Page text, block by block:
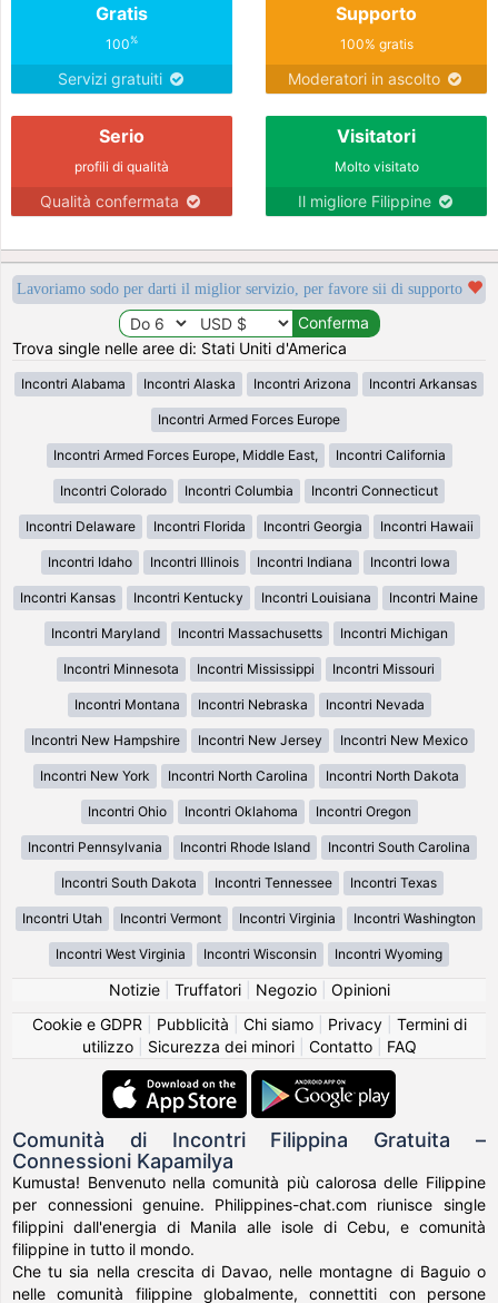
Gratis
100%
Servizi gratuiti
Supporto
100% gratis
Moderatori in ascolto
Serio
profili di qualità
Qualità confermata
Visitatori
Molto visitato
Il migliore Filippine
Lavoriamo sodo per darti il miglior servizio, per favore sii di supporto
Trova single nelle aree di: Stati Uniti d'America
Incontri Alabama Incontri Alaska Incontri Arizona Incontri Arkansas
Incontri Armed Forces Europe
Incontri Armed Forces Europe, Middle East, Incontri California
Incontri Colorado Incontri Columbia Incontri Connecticut
Incontri Delaware Incontri Florida Incontri Georgia Incontri Hawaii
Incontri Idaho Incontri Illinois Incontri Indiana Incontri Iowa
Incontri Kansas Incontri Kentucky Incontri Louisiana Incontri Maine
Incontri Maryland Incontri Massachusetts Incontri Michigan
Incontri Minnesota Incontri Mississippi Incontri Missouri
Incontri Montana Incontri Nebraska Incontri Nevada
Incontri New Hampshire Incontri New Jersey Incontri New Mexico
Incontri New York Incontri North Carolina Incontri North Dakota
Incontri Ohio Incontri Oklahoma Incontri Oregon
Incontri Pennsylvania Incontri Rhode Island Incontri South Carolina
Incontri South Dakota Incontri Tennessee Incontri Texas
Incontri Utah Incontri Vermont Incontri Virginia Incontri Washington
Incontri West Virginia Incontri Wisconsin Incontri Wyoming
Notizie| Truffatori| Negozio| Opinioni
Cookie e GDPR
Pubblicità Chi siamo| Privacy| Termini di
utilizzo| Sicurezza dei minori| Contatto| FAQ
Comunità di Incontri Filippina Gratuita –
Connessioni Kapamilya
Kumusta! Benvenuto nella comunità più calorosa delle Filippine
per connessioni genuine. Philippines-chat.com riunisce single
filippini dall'energia di Manila alle isole di Cebu, e comunità
filippine in tutto il mondo.
Che tu sia nella crescita di Davao, nelle montagne di Baguio o
nelle comunità filippine globalmente, connettiti con persone